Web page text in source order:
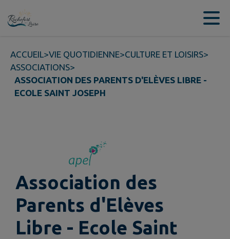
Contenu
ACCUEIL>VIE QUOTIDIENNE>CULTURE ET LOISIRS>
ASSOCIATIONS>
ASSOCIATION DES PARENTS D'ELÈVES LIBRE -
ECOLE SAINT JOSEPH
Association des
Parents d'Elèves
Libre - Ecole Saint